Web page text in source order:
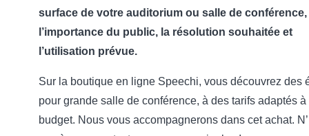
surface de votre auditorium ou salle de conférence,
l’importance du public, la résolution souhaitée et
l’utilisation prévue.
Sur la boutique en ligne Speechi, vous découvrez des
pour grande salle de conférence, à des tarifs adaptés à
budget. Nous vous accompagnerons dans cet achat.